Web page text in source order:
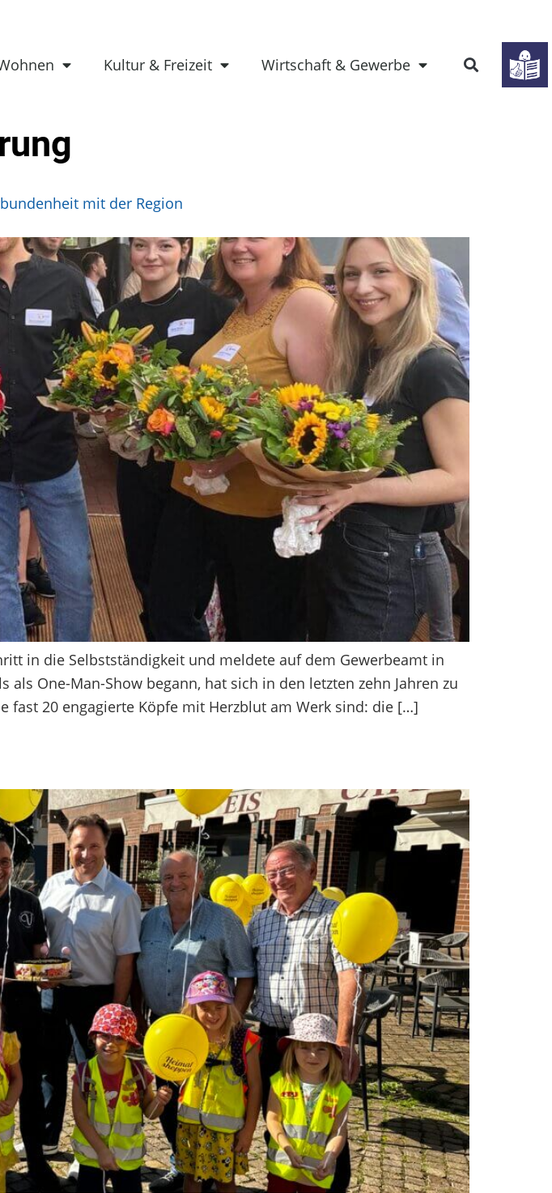
Kultur & Freizeit Wirtschaft & Gewerbe
mit der Region
in die Selbstständigkeit und meldete auf dem Gewerbeamt in
als One-Man-Show begann, hat sich in den letzten zehn Jahren zu
20 engagierte Köpfe mit Herzblut am Werk sind: die […]